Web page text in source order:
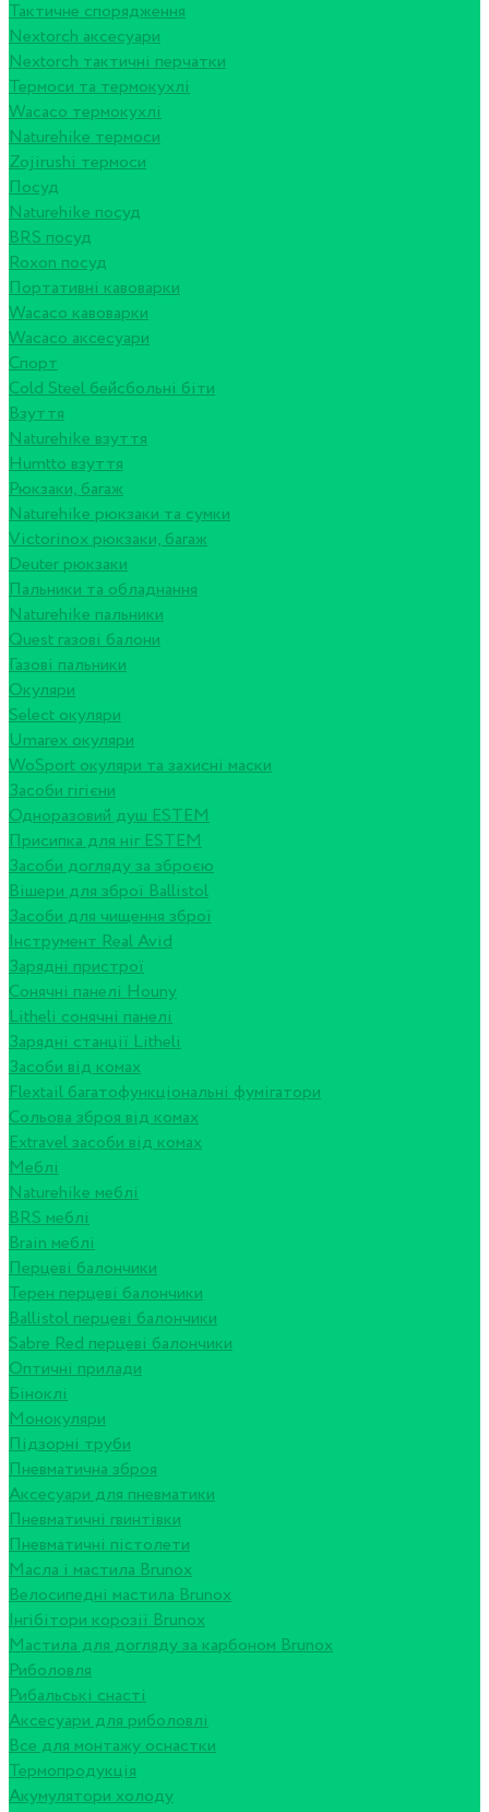
Тактичне спорядження
Nextorch аксесуари
Nextorch тактичні перчатки
Термоси та термокухлі
Wacaco термокухлі
Naturehike термоси
Zojirushi термоси
Посуд
Naturehike посуд
BRS посуд
Roxon посуд
Портативні кавоварки
Wacaco кавоварки
Wacaco аксесуари
Спорт
Cold Steel бейсбольні біти
Взуття
Naturehike взуття
Humtto взуття
Рюкзаки, багаж
Naturehike рюкзаки та сумки
Victorinox рюкзаки, багаж
Deuter рюкзаки
Пальники та обладнання
Naturehike пальники
Quest газові балони
Газові пальники
Окуляри
Select окуляри
Umarex окуляри
WoSport окуляри та захисні маски
Засоби гігієни
Одноразовий душ ESTEM
Присипка для ніг ESTEM
Засоби догляду за зброєю
Вішери для зброї Ballistol
Засоби для чищення зброї
Інструмент Real Avid
Зарядні пристрої
Сонячні панелі Houny
Litheli сонячні панелі
Зарядні станції Litheli
Засоби від комах
Flextail багатофункціональні фумігатори
Сольова зброя від комах
Extravel засоби від комах
Меблі
Naturehike меблі
BRS меблі
Brain меблі
Перцеві балончики
Терен перцеві балончики
Ballistol перцеві балончики
Sabre Red перцеві балончики
Оптичні прилади
Біноклі
Монокуляри
Підзорні труби
Пневматична зброя
Аксесуари для пневматики
Пневматичні гвинтівки
Пневматичні пістолети
Масла і мастила Brunox
Велосипедні мастила Brunox
Інгібітори корозії Brunox
Мастила для догляду за карбоном Brunox
Риболовля
Рибальські снасті
Аксесуари для риболовлі
Все для монтажу оснастки
Термопродукція
Акумулятори холоду